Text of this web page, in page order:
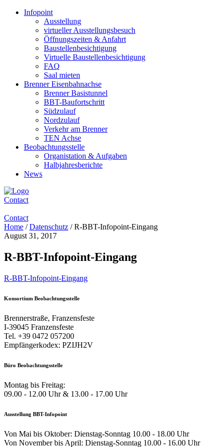
Infopoint
Ausstellung
virtueller Ausstellungsbesuch
Öffnungszeiten & Anfahrt
Baustellenbesichtigung
Virtuelle Baustellenbesichtigung
FAQ
Saal mieten
Brenner Eisenbahnachse
Brenner Basistunnel
BBT-Baufortschritt
Südzulauf
Nordzulauf
Verkehr am Brenner
TEN Achse
Beobachtungsstelle
Organistation & Aufgaben
Halbjahresberichte
News
Contact
Contact
Home /Datenschutz /R-BBT-Infopoint-Eingang
August 31, 2017
R-BBT-Infopoint-Eingang
R-BBT-Infopoint-Eingang
Konsortium Beobachtungsstelle
Brennerstraße, Franzensfeste
I-39045 Franzensfeste
Tel. +39 0472 057200
Empfängerkodex: PZIJH2V
Büro Beobachtungsstelle
Montag bis Freitag:
09.00 - 12.00 Uhr & 13.00 - 17.00 Uhr
Ausstellung BBT-Infopoint
Von Mai bis Oktober: Dienstag-Sonntag 10.00 - 18.00 Uhr
Von November bis April: Dienstag-Sonntag 10.00 - 16.00 Uhr